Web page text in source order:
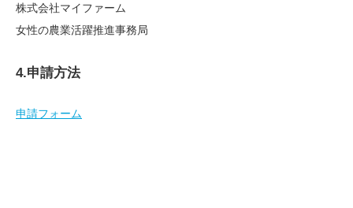
株式会社マイファーム
女性の農業活躍推進事務局
4.申請方法
申請フォーム